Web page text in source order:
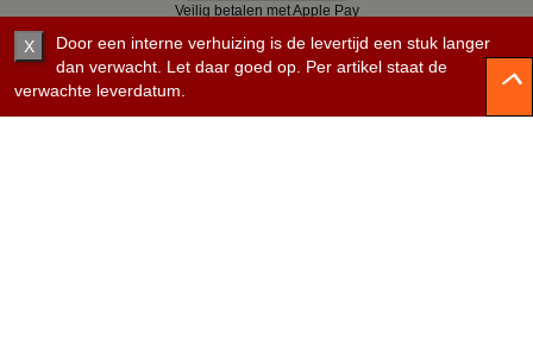
Veilig betalen met Apple Pay
X
Door een interne verhuizing is de levertijd een stuk langer
dan verwacht. Let daar goed op. Per artikel staat de
verwachte leverdatum.